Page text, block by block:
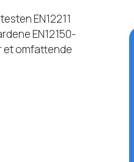
EN12211
EN12150-
et omfattende